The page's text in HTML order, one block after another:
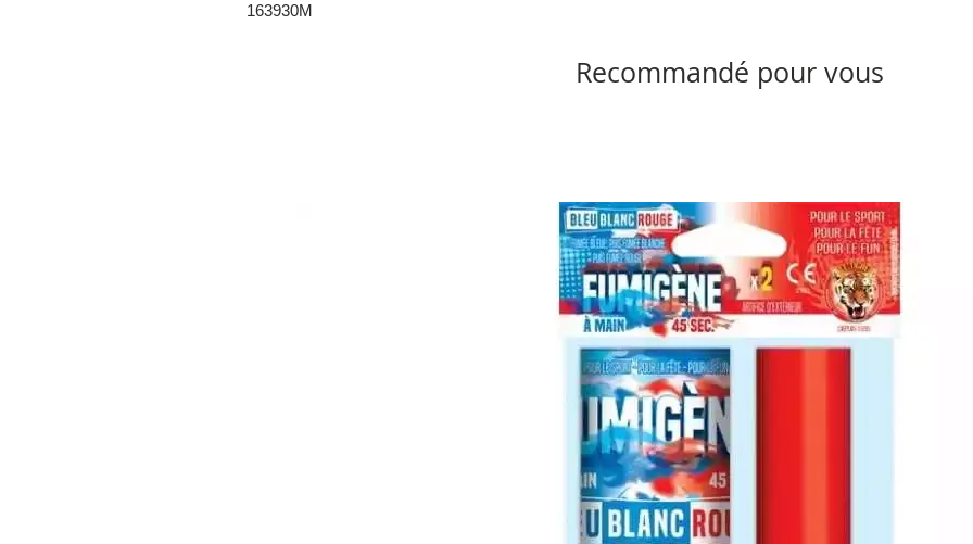
163930M
Recommandé pour vous